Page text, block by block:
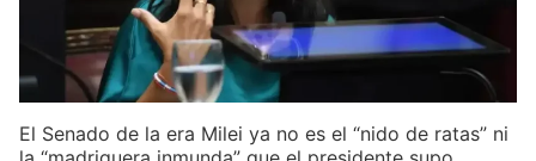
El Senado de la era Milei ya no es el “nido de ratas” ni